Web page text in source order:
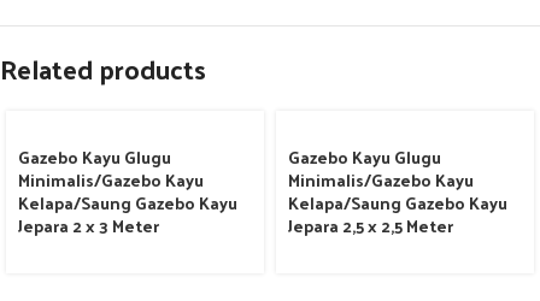
Related products
Gazebo Kayu Glugu
Minimalis/Gazebo Kayu
Kelapa/Saung Gazebo Kayu
Jepara 2 x 3 Meter
Gazebo Kayu Glugu
Minimalis/Gazebo Kayu
Kelapa/Saung Gazebo Kayu
Jepara 2,5 x 2,5 Meter